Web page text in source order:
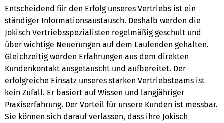
Entscheidend für den Erfolg unseres Vertriebs ist ein
ständiger Informationsaustausch. Deshalb werden die
Jokisch Vertriebsspezialisten regelmäßig geschult und
über wichtige Neuerungen auf dem Laufenden gehalten.
Gleichzeitig werden Erfahrungen aus dem direkten
Kundenkontakt ausgetauscht und aufbereitet. Der
erfolgreiche Einsatz unseres starken Vertriebsteams ist
kein Zufall. Er basiert auf Wissen und langjähriger
Praxiserfahrung. Der Vorteil für unsere Kunden ist messbar.
Sie können sich darauf verlassen, dass ihre Jokisch